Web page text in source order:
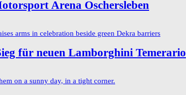
Arena Oschersleben
für neuen Lamborghini Temerario